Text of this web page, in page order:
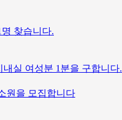
찾습니다.
실 여성분 1분을 구합니다.
원을 모집합니다